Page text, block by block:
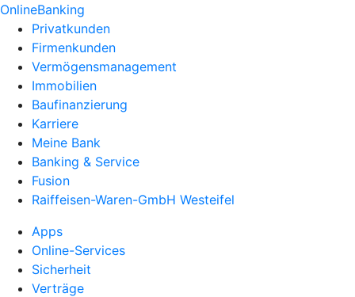
OnlineBanking
Privatkunden
Firmenkunden
Vermögensmanagement
Immobilien
Baufinanzierung
Karriere
Meine Bank
Banking & Service
Fusion
Raiffeisen-Waren-GmbH Westeifel
Apps
Online-Services
Sicherheit
Verträge